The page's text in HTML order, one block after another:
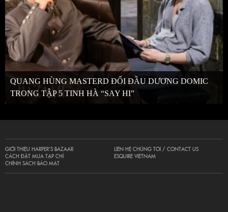
QUANG HÙNG MASTERD ĐỐI ĐẦU DƯƠNG DOMIC
TRONG TẬP 5 TINH HÀ “SAY HI”
GIỚI THIỆU HARPER’S BAZAAR
CÁCH ĐẶT MUA TẠP CHÍ
CHÍNH SÁCH BẢO MẬT
LIÊN HỆ CHÚNG TÔI / CONTACT US
ESQUIRE VIETNAM